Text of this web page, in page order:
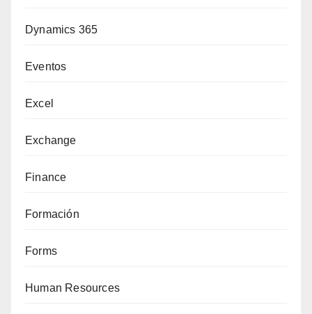
Dynamics 365
Eventos
Excel
Exchange
Finance
Formación
Forms
Human Resources